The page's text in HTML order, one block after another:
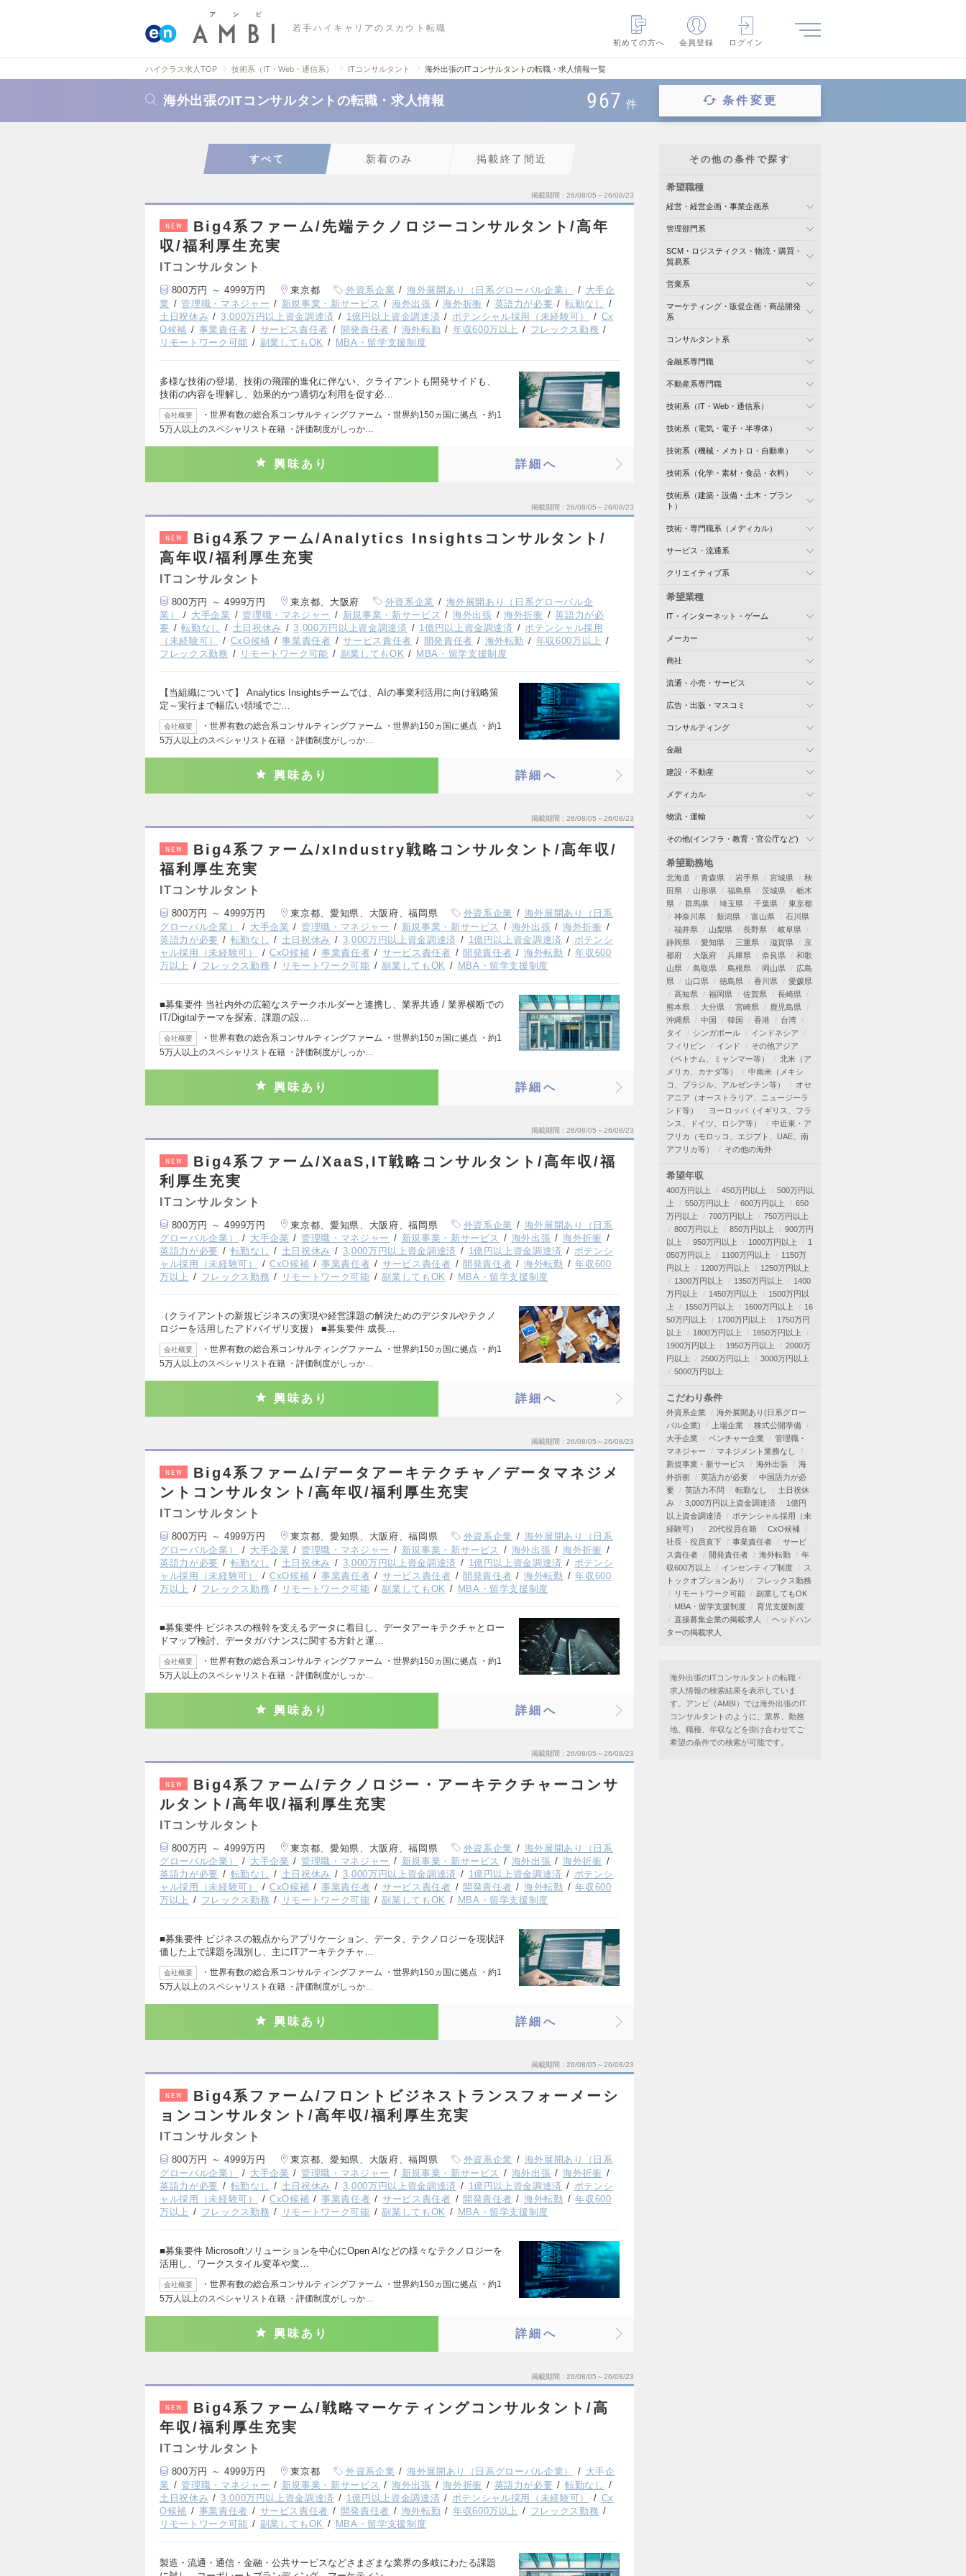
若手ハイキャリアのスカウト転職
初めての方へ
会員登録 ログイン
ハイクラス求人TOP 技術系（IT・Web・通信系） ITコンサルタント 海外出張のITコンサルタントの転職・求人情報一覧
海外出張のITコンサルタントの転職・求人情報 967 件 条件変更
すべて 新着のみ 掲載終了間近
掲載期間 26/08/05～26/08/23
NEW
Big4系ファーム/先端テクノロジーコンサルタント/高年
収/福利厚生充実
ITコンサルタント
800万円 ～ 4999万円 東京都 外資系企業 海外展開あり（日系グローバル企業）
大手企
業
管理職・マネジャー 新規事業・新サービス 海外出張 海外折衝 英語力が必要
転勤なし
土日祝休み
3,000万円以上資金調達済 1億円以上資金調達済 ポテンシャル採用（未経験可）
Cx
O候補
事業責任者 サービス責任者 開発責任者 海外転勤 年収600万以上
フレックス勤務
リモートワーク可能
副業してもOK MBA・留学支援制度
多様な技術の登場、技術の飛躍的進化に伴ない、クライアントも開発サイドも、
技術の内容を理解し、効果的かつ適切な利用を促す必…
会社概要
・世界有数の総合系コンサルティングファーム ・世界約150ヵ国に拠点 ・約1
5万人以上のスペシャリスト在籍 ・評価制度がしっか…
興味あり 詳細へ
掲載期間 26/08/05～26/08/23
NEW
Big4系ファーム/Analytics Insightsコンサルタント/
高年収/福利厚生充実
ITコンサルタント
800万円 ～ 4999万円 東京都、大阪府 外資系企業
海外展開あり（日系グローバル企
業）
大手企業 管理職・マネジャー 新規事業・新サービス 海外出張 海外折衝
英語力が必
要
転勤なし 土日祝休み 3,000万円以上資金調達済 1億円以上資金調達済
ポテンシャル採用
（未経験可）
CxO候補 事業責任者 サービス責任者 開発責任者 海外転勤
年収600万以上
フレックス勤務
リモートワーク可能 副業してもOK MBA・留学支援制度
【当組織について】 Analytics Insightsチームでは、AIの事業利活用に向け戦略策
定～実行まで幅広い領域でご…
会社概要
・世界有数の総合系コンサルティングファーム ・世界約150ヵ国に拠点 ・約1
5万人以上のスペシャリスト在籍 ・評価制度がしっか…
興味あり 詳細へ
掲載期間 26/08/05～26/08/23
NEW
Big4系ファーム/xIndustry戦略コンサルタント/高年収/
福利厚生充実
ITコンサルタント
800万円 ～ 4999万円 東京都、愛知県、大阪府、福岡県 外資系企業
海外展開あり（日系
グローバル企業）
大手企業 管理職・マネジャー 新規事業・新サービス 海外出張
海外折衝
英語力が必要
転勤なし 土日祝休み 3,000万円以上資金調達済 1億円以上資金調達済
ポテンシ
ャル採用（未経験可）
CxO候補 事業責任者 サービス責任者 開発責任者 海外転勤
年収600
万以上
フレックス勤務 リモートワーク可能 副業してもOK MBA・留学支援制度
■募集要件 当社内外の広範なステークホルダーと連携し、業界共通 / 業界横断での
IT/Digitalテーマを探索、課題の設…
会社概要
・世界有数の総合系コンサルティングファーム ・世界約150ヵ国に拠点 ・約1
5万人以上のスペシャリスト在籍 ・評価制度がしっか…
興味あり 詳細へ
掲載期間 26/08/05～26/08/23
NEW
Big4系ファーム/XaaS,IT戦略コンサルタント/高年収/福
利厚生充実
ITコンサルタント
800万円 ～ 4999万円 東京都、愛知県、大阪府、福岡県 外資系企業
海外展開あり（日系
グローバル企業）
大手企業 管理職・マネジャー 新規事業・新サービス 海外出張
海外折衝
英語力が必要
転勤なし 土日祝休み 3,000万円以上資金調達済 1億円以上資金調達済
ポテンシ
ャル採用（未経験可）
CxO候補 事業責任者 サービス責任者 開発責任者 海外転勤
年収600
万以上
フレックス勤務 リモートワーク可能 副業してもOK MBA・留学支援制度
（クライアントの新規ビジネスの実現や経営課題の解決ためのデジタルやテクノ
ロジーを活用したアドバイザリ支援） ■募集要件 成長…
会社概要
・世界有数の総合系コンサルティングファーム ・世界約150ヵ国に拠点 ・約1
5万人以上のスペシャリスト在籍 ・評価制度がしっか…
興味あり 詳細へ
掲載期間 26/08/05～26/08/23
NEW
Big4系ファーム/データアーキテクチャ／データマネジメ
ントコンサルタント/高年収/福利厚生充実
ITコンサルタント
800万円 ～ 4999万円 東京都、愛知県、大阪府、福岡県 外資系企業
海外展開あり（日系
グローバル企業）
大手企業 管理職・マネジャー 新規事業・新サービス 海外出張
海外折衝
英語力が必要
転勤なし 土日祝休み 3,000万円以上資金調達済 1億円以上資金調達済
ポテンシ
ャル採用（未経験可）
CxO候補 事業責任者 サービス責任者 開発責任者 海外転勤
年収600
万以上
フレックス勤務 リモートワーク可能 副業してもOK MBA・留学支援制度
■募集要件 ビジネスの根幹を支えるデータに着目し、データアーキテクチャとロー
ドマップ検討、データガバナンスに関する方針と運…
会社概要
・世界有数の総合系コンサルティングファーム ・世界約150ヵ国に拠点 ・約1
5万人以上のスペシャリスト在籍 ・評価制度がしっか…
興味あり 詳細へ
掲載期間 26/08/05～26/08/23
NEW
Big4系ファーム/テクノロジー・アーキテクチャーコンサ
ルタント/高年収/福利厚生充実
ITコンサルタント
800万円 ～ 4999万円 東京都、愛知県、大阪府、福岡県 外資系企業
海外展開あり（日系
グローバル企業）
大手企業 管理職・マネジャー 新規事業・新サービス 海外出張
海外折衝
英語力が必要
転勤なし 土日祝休み 3,000万円以上資金調達済 1億円以上資金調達済
ポテンシ
ャル採用（未経験可）
CxO候補 事業責任者 サービス責任者 開発責任者 海外転勤
年収600
万以上
フレックス勤務 リモートワーク可能 副業してもOK MBA・留学支援制度
■募集要件 ビジネスの観点からアプリケーション、データ、テクノロジーを現状評
価した上で課題を識別し、主にITアーキテクチャ…
会社概要
・世界有数の総合系コンサルティングファーム ・世界約150ヵ国に拠点 ・約1
5万人以上のスペシャリスト在籍 ・評価制度がしっか…
興味あり 詳細へ
掲載期間 26/08/05～26/08/23
NEW
Big4系ファーム/フロントビジネストランスフォーメーシ
ョンコンサルタント/高年収/福利厚生充実
ITコンサルタント
800万円 ～ 4999万円 東京都、愛知県、大阪府、福岡県 外資系企業
海外展開あり（日系
グローバル企業）
大手企業 管理職・マネジャー 新規事業・新サービス 海外出張
海外折衝
英語力が必要
転勤なし 土日祝休み 3,000万円以上資金調達済 1億円以上資金調達済
ポテンシ
ャル採用（未経験可）
CxO候補 事業責任者 サービス責任者 開発責任者 海外転勤
年収600
万以上
フレックス勤務 リモートワーク可能 副業してもOK MBA・留学支援制度
■募集要件 Microsoftソリューションを中心にOpen AIなどの様々なテクノロジーを
活用し、ワークスタイル変革や業…
会社概要
・世界有数の総合系コンサルティングファーム ・世界約150ヵ国に拠点 ・約1
5万人以上のスペシャリスト在籍 ・評価制度がしっか…
興味あり 詳細へ
掲載期間 26/08/05～26/08/23
NEW
Big4系ファーム/戦略マーケティングコンサルタント/高
年収/福利厚生充実
ITコンサルタント
800万円 ～ 4999万円 東京都 外資系企業 海外展開あり（日系グローバル企業）
大手企
業
管理職・マネジャー 新規事業・新サービス 海外出張 海外折衝 英語力が必要
転勤なし
土日祝休み
3,000万円以上資金調達済 1億円以上資金調達済 ポテンシャル採用（未経験可）
Cx
O候補
事業責任者 サービス責任者 開発責任者 海外転勤 年収600万以上
フレックス勤務
リモートワーク可能
副業してもOK MBA・留学支援制度
製造・流通・通信・金融・公共サービスなどさまざまな業界の多岐にわたる課題
その他の条件で探す
希望職種
経営・経営企画・事業企画系
管理部門系
SCM・ロジスティクス・物流・購買・
貿易系
営業系
マーケティング・販促企画・商品開発
系
コンサルタント系
金融系専門職
不動産系専門職
技術系（IT・Web・通信系）
技術系（電気・電子・半導体）
技術系（機械・メカトロ・自動車）
技術系（化学・素材・食品・衣料）
技術系（建築・設備・土木・プラン
ト）
技術・専門職系（メディカル）
サービス・流通系
クリエイティブ系
希望業種
IT・インターネット・ゲーム
メーカー
商社
流通・小売・サービス
広告・出版・マスコミ
コンサルティング
金融
建設・不動産
メディカル
物流・運輸
その他(インフラ・教育・官公庁など)
希望勤務地
北海道 青森県 岩手県 宮城県
秋
田県
山形県 福島県 茨城県
栃木
県
群馬県 埼玉県 千葉県
東京都
神奈川県
新潟県 富山県
石川県
福井県
山梨県 長野県
岐阜県
静岡県
愛知県 三重県 滋賀県
京
都府
大阪府 兵庫県 奈良県
和歌
山県
鳥取県 島根県 岡山県
広島
県
山口県 徳島県 香川県
愛媛県
高知県
福岡県 佐賀県
長崎県
熊本県
大分県 宮崎県
鹿児島県
沖縄県
中国 韓国 香港
台湾
タイ
シンガポール
インドネシア
フィリピン
インド
その他アジア
（ベトナム、ミャンマー等）
北米（ア
メリカ、カナダ等）
中南米（メキシ
コ、ブラジル、アルゼンチン等）
オセ
アニア（オーストラリア、ニュージーラ
ンド等）
ヨーロッパ（イギリス、フラ
ンス、ドイツ、ロシア等）
中近東・ア
フリカ（モロッコ、エジプト、UAE、南
アフリカ等）
その他の海外
希望年収
400万円以上 450万円以上
500万円以
上
550万円以上 600万円以上
650
万円以上
700万円以上
750万円以上
800万円以上
850万円以上
900万円
以上
950万円以上 1000万円以上
1
050万円以上
1100万円以上
1150万
円以上
1200万円以上
1250万円以上
1300万円以上
1350万円以上
1400
万円以上
1450万円以上
1500万円以
上
1550万円以上 1600万円以上
16
50万円以上
1700万円以上
1750万円
以上
1800万円以上
1850万円以上
1900万円以上
1950万円以上
2000万
円以上
2500万円以上
3000万円以上
5000万円以上
こだわり条件
外資系企業
海外展開あり(日系グロー
バル企業)
上場企業
株式公開準備
大手企業
ベンチャー企業
管理職・
マネジャー
マネジメント業務なし
新規事業・新サービス
海外出張
海
外折衝
英語力が必要
中国語力が必
要
英語力不問 転勤なし
土日祝休
み
3,000万円以上資金調達済
1億円
以上資金調達済
ポテンシャル採用（未
経験可）
20代役員在籍
CxO候補
社長・役員直下
事業責任者
サービ
ス責任者
開発責任者 海外転勤
年
収600万以上
インセンティブ制度
ス
トックオプションあり
フレックス勤務
リモートワーク可能
副業してもOK
MBA・留学支援制度
育児支援制度
直接募集企業の掲載求人
ヘッドハン
ターの掲載求人
海外出張のITコンサルタントの転職・
求人情報の検索結果を表示していま
す。アンビ（AMBI）では海外出張のIT
コンサルタントのように、業界、勤務
地、職種、年収などを掛け合わせてご
希望の条件での検索が可能です。